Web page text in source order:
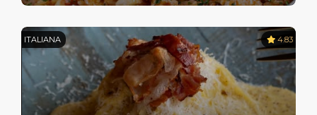
ITALIANA 4.83